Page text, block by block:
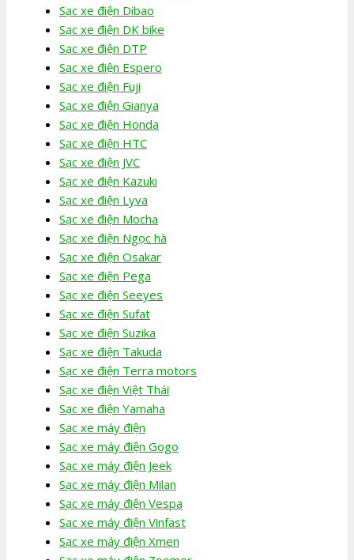
Sạc xe điện Dibao
Sạc xe điện DK bike
Sạc xe điện DTP
Sạc xe điện Espero
Sạc xe điện Fuji
Sạc xe điện Gianya
Sạc xe điện Honda
Sạc xe điện HTC
Sạc xe điện JVC
Sạc xe điện Kazuki
Sạc xe điện Lyva
Sạc xe điện Mocha
Sạc xe điện Ngọc hà
Sạc xe điện Osakar
Sạc xe điện Pega
Sạc xe điện Seeyes
Sạc xe điện Sufat
Sạc xe điện Suzika
Sạc xe điện Takuda
Sạc xe điện Terra motors
Sạc xe điện Việt Thái
Sạc xe điện Yamaha
Sạc xe máy điện
Sạc xe máy điện Gogo
Sạc xe máy điện Jeek
Sạc xe máy điện Milan
Sạc xe máy điện Vespa
Sạc xe máy điện Vinfast
Sạc xe máy điện Xmen